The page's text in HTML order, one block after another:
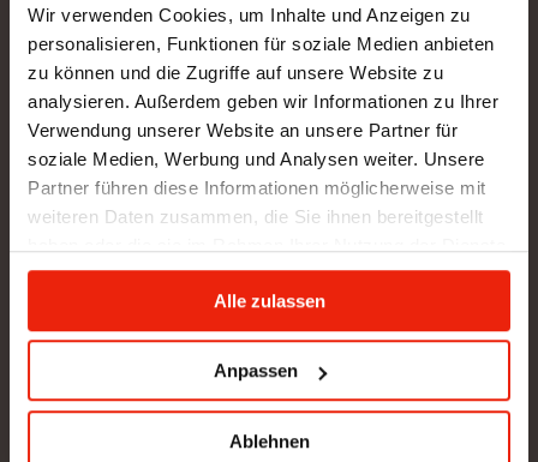
Wir verwenden Cookies, um Inhalte und Anzeigen zu
personalisieren, Funktionen für soziale Medien anbieten
zu können und die Zugriffe auf unsere Website zu
analysieren. Außerdem geben wir Informationen zu Ihrer
Verwendung unserer Website an unsere Partner für
soziale Medien, Werbung und Analysen weiter. Unsere
Partner führen diese Informationen möglicherweise mit
weiteren Daten zusammen, die Sie ihnen bereitgestellt
gesammelt haben.
Alle zulassen
Anpassen
Ablehnen
Gurtner Wellness GmbH
SHOWROOM NEU: in Arbeit - wir bitten um etwas
Geduld
BÜRO (kein Kundenverkehr):
Gunzing 57
4923 Lohnsburg
office@gurtner-infrarot.at
Anfrage senden